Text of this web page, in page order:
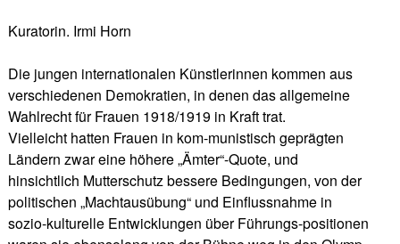
Kuratorin. Irmi Horn
Die jungen internationalen Künstlerinnen kommen aus
verschiedenen Demokratien, in denen das allgemeine
Wahlrecht für Frauen 1918/1919 in Kraft trat.
Vielleicht hatten Frauen in kom-munistisch geprägten
Ländern zwar eine höhere „Ämter“-Quote, und
hinsichtlich Mutterschutz bessere Bedingungen, von der
politischen „Machtausübung“ und Einflussnahme in
sozio-kulturelle Entwicklungen über Führungs-positionen